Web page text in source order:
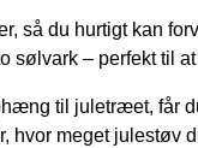
så du hurtigt kan
– perfekt til
til juletræet, får
hvor meget julestøv